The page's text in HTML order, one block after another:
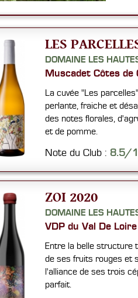
LES
DOMAINE LES
Muscadet Côtes de
La cuvée "Les
perlante, fraiche et
des notes florales,
et de pomme.
Note du Club : 8.5/
ZOI 2020
DOMAINE LES
VDP du Val De Loire
Entre la belle structure
de ses fruits rouges et
l'alliance de ses trois
parfait.